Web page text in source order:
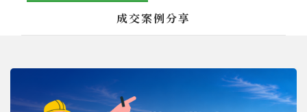
成交案例分享